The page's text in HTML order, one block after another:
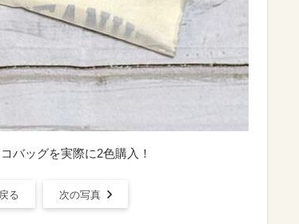
バッグを実際に2色購入！
る 次の写真